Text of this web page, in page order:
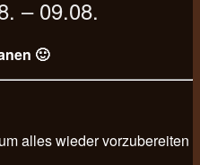
– 09.08.
🙂
alles wieder vorzubereiten